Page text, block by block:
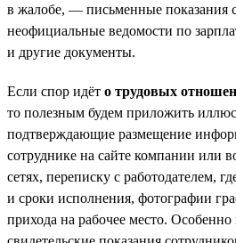
в жалобе, — письменные показания
неофициальные ведомости по
и другие документы.
Если спор идёт о трудовых
то полезным будем приложить
подтверждающие размещение
сотруднике на сайте компании или
сетях, переписку с работодателем,
и сроки исполнения, фотографии
прихода на рабочее место.